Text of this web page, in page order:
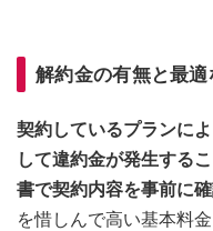
解約金の有無と最
契約しているプランに
して違約金が発生する
書で契約内容を事前に確
を惜しんで高い基本料